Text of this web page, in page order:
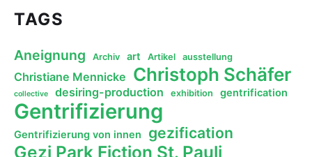
TAGS
Aneignung Archiv art Artikel ausstellung
Christiane Mennicke Christoph Schäfer
collective desiring-production exhibition gentrification
Gentrifizierung
Gentrifizierung von innen gezification
Gezi Park Fiction St. Pauli